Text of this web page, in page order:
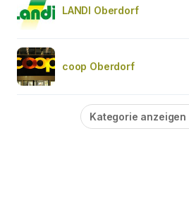
LANDI Oberdorf
coop Oberdorf
Kategorie anzeigen